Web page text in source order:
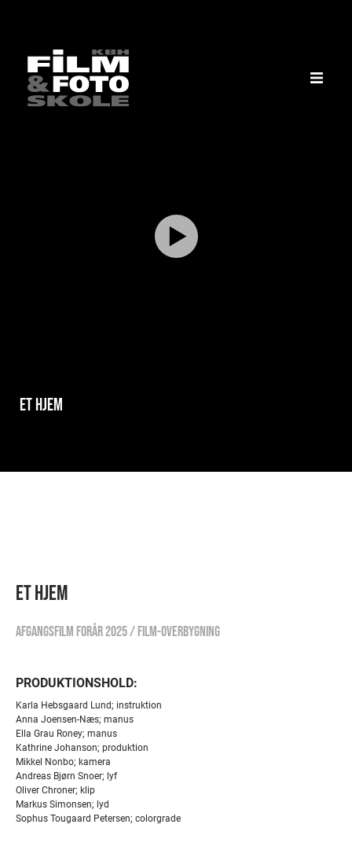
ET HJEM
ET HJEM
afgangsfilm forår 2025 / film-overbygning
PRODUKTIONSHOLD:
Karla Hebsgaard Lund; instruktion
Anna Joensen-Næs; manus
Ella Grau Roney; manus
Kathrine Johanson; produktion
Mikkel Nonbo; kamera
Andreas Bjørn Snoer; lyf
Oliver Chroner; klip
Markus Simonsen; lyd
Sophus Tougaard Petersen; colorgrade